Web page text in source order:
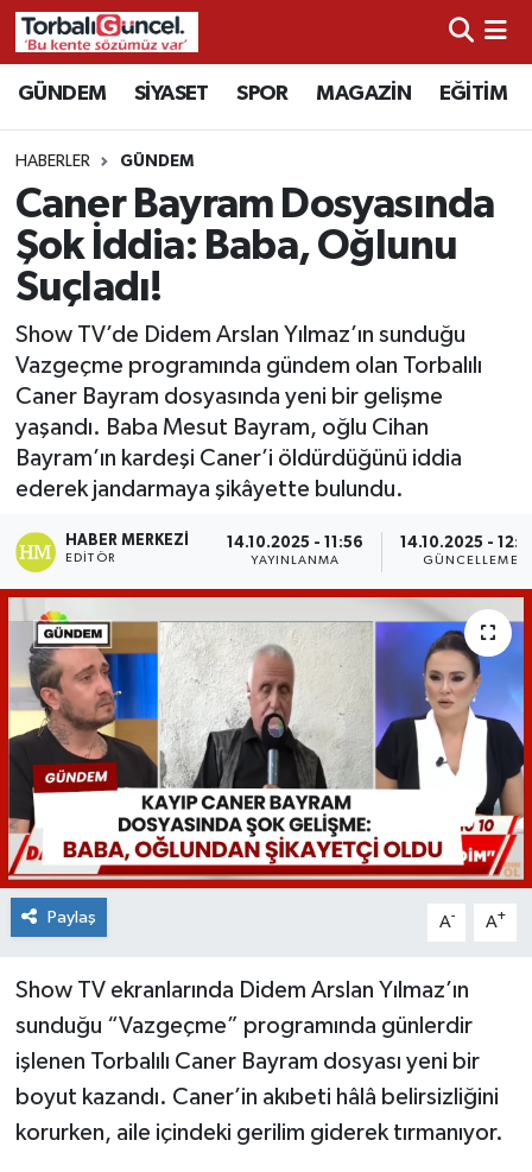
GÜNDEM SİYASET SPOR MAGAZİN EĞİTİM
HABERLER GÜNDEM
Caner Bayram Dosyasında
Şok İddia: Baba, Oğlunu
Suçladı!
Show TV’de Didem Arslan Yılmaz’ın sunduğu
Vazgeçme programında gündem olan Torbalılı
Caner Bayram dosyasında yeni bir gelişme
yaşandı. Baba Mesut Bayram, oğlu Cihan
Bayram’ın kardeşi Caner’i öldürdüğünü iddia
ederek jandarmaya şikâyette bulundu.
HABER MERKEZI
EDITÖR
14.10.2025 - 11:56
YAYINLANMA
14.10.2025 -
GÜNCELLEME
Paylaş A- A+
Show TV ekranlarında Didem Arslan Yılmaz’ın
sunduğu “Vazgeçme” programında günlerdir
işlenen Torbalılı Caner Bayram dosyası yeni bir
boyut kazandı. Caner’in akıbeti hâlâ belirsizliğini
korurken, aile içindeki gerilim giderek tırmanıyor.
İzmir Nöbetçi Eczaneler
İzmir Hava Durumu
İzmir Namaz Vakitleri
İzmir Trafik Yoğunluk Haritası
Süper Lig Puan Durumu ve Fikstür
Tüm Manşetler
Son Dakika Haberleri